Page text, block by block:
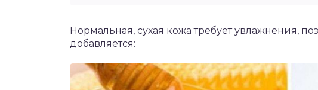
Нормальная, сухая кожа требует увлажнения,
добавляется: